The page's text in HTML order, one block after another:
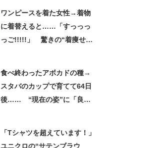
ワンピースを着た女性→着物
に着替えると……「すっっっ
っご!!!!!」 驚きの“着痩せ
食べ終わったアボカドの種→
スタバのカップで育てて64日
後…… “現在の姿”に「良さ
「Tシャツを超えています！」
ユニクロの“サテンブラウ